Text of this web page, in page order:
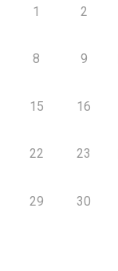
1 2
8 9
15 16
22 23
29 30